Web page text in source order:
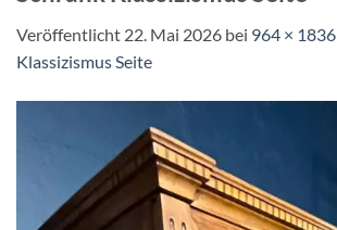
Veröffentlicht 22. Mai 2026 bei 964 × 1836
Klassizismus Seite